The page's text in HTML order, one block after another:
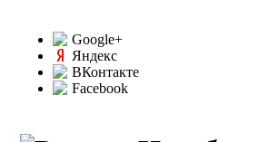
Google+
Яндекс
ВКонтакте
Facebook